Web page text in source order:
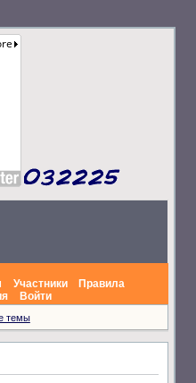
Участники
Правила
Войти
темы